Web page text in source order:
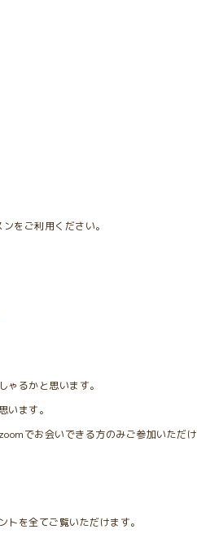
をご利用ください。
るかと思います。
います。
でお会いできる方のみご参加いただけ
を全てご覧いただけます。